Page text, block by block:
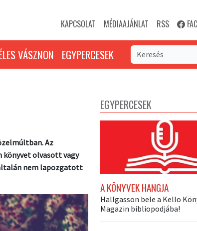
KAPCSOLAT MÉDIAAJÁNLAT RSS
VÁSZNON EGYPERCESEK
Az
olvasott vagy
nem lapozgatott
EGYPERCESEK
A KÖNYVEK HANGJA
Hallgasson bele a Kello
Magazin bibliopodjába!